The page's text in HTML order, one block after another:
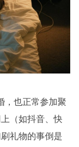
，也正常参加聚
（如抖音、快
礼物的事倒是